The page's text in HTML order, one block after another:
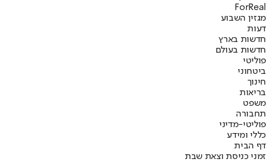
ForReal
מגזין השבוע
דעות
חדשות בארץ
חדשות בעולם
פוליטי
ביטחוני
חינוך
בריאות
משפט
תחבורה
פוליטי-מדיני
כללי ומידע
דף הבית
זמני כניסת וצאת שבת